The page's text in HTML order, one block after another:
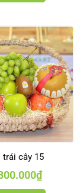
trái cây 15
₫